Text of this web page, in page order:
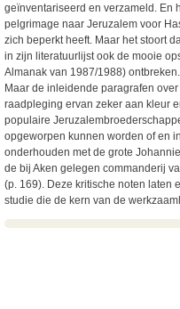
geïnventariseerd en verzameld. En
pelgrimage naar Jeruzalem voor
zich beperkt heeft. Maar het stoort
in zijn literatuurlijst ook de mooie
Almanak van 1987/1988)
Maar de inleidende paragrafen
raadpleging ervan zeker aan kleur
populaire
opgeworpen kunnen worden of en
onderhouden met de grote
de bij Aken gelegen commanderij
(p. 169). Deze kritische noten laten
studie die de kern van de